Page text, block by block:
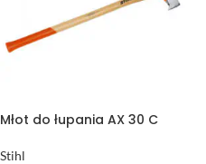
Młot do łupania AX 30 C
Stihl